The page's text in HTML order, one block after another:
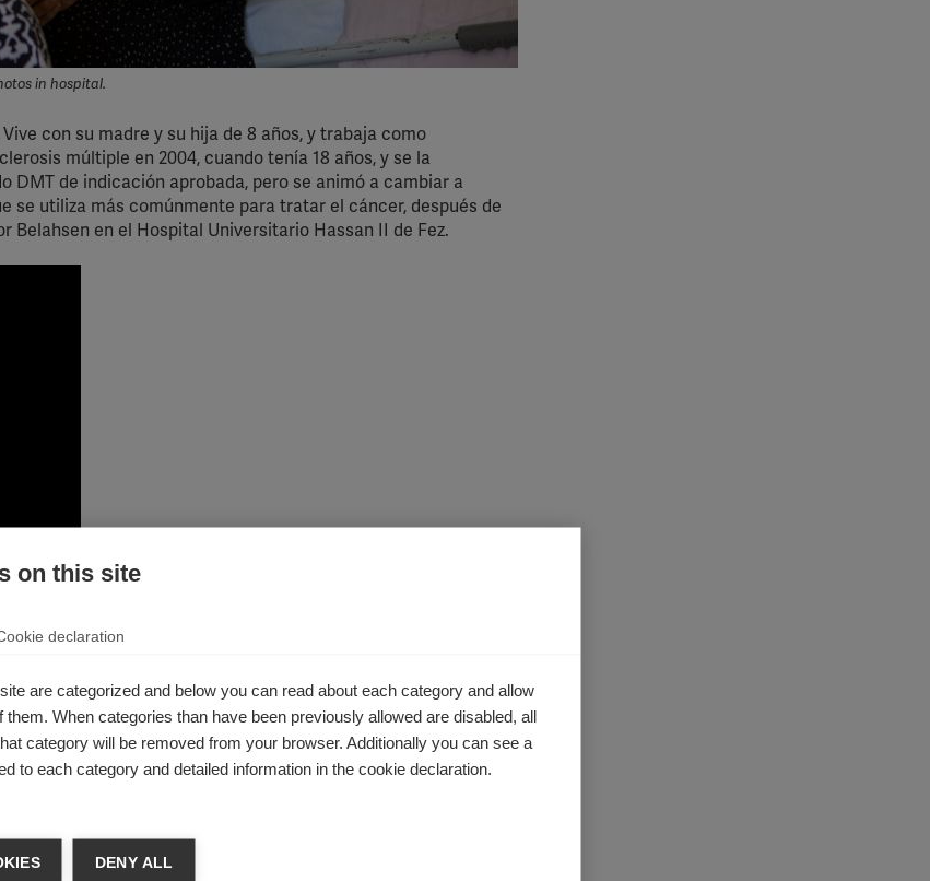
in hospital.
con su madre y su hija de 8 años, y trabaja como
múltiple en 2004, cuando tenía 18 años, y se la
DMT de indicación aprobada, pero se animó a cambiar a
se utiliza más comúnmente para tratar el cáncer, después de
en el Hospital Universitario Hassan II de Fez.
a muchos médicos, tanto generales como especialistas,
porque sabía que tenía una enfermedad, pero ese
que me rodeaban. Solo me diagnosticaron después de
faciales.
en Internet para saber más sobre el tema y entenderlo
que me afectaban psicológicamente; sin embargo,
permitieron afrontar las dificultades que tenía por delante.
y seguía disfrutando de mi autonomía. Pude terminar mis
años después del diagnóstico. Antes, no tenía medios
grave o tangible de la enfermedad. Según los médicos, esto
on this site
declaration
are categorized and below you can read about each category and allow
them. When categories than have been previously allowed are disabled, all
category will be removed from your browser. Additionally you can see a
to each category and detailed information in the cookie declaration.
DENY ALL